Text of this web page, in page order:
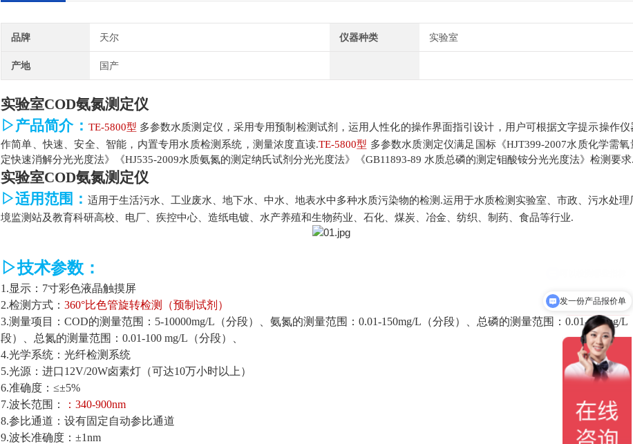
品牌 天尔 仪器种类 实验室
产地 国产
实验室COD氨氮测定仪
▷产品简介： TE-5800型 多参数水质测定仪，采用专用预制检测试剂，运用人性化的操作界面指引设计，用户可根据文字提示操作仪
作简单、快速、安全、智能，内置专用水质检测系统，测量浓度直读.TE-5800型 多参数水质测定仪满足国标《HJT399-2007水质化学需氧
定快速消解分光光度法》《HJ535-2009水质氨氮的测定纳氏试剂分光光度法》《GB11893-89 水质总磷的测定钼酸铵分光光度法》检测要
实验室COD氨氮测定仪
▷适用范围： 适用于生活污水、工业废水、地下水、中水、地表水中多种水质污染物的检测 .运用于水质检测实验室、市政、污水处理
境监测站及教育科研高校、电厂、疾控中心、造纸电镀、水产养殖和生物药业、石化、煤炭、冶金、纺织、制药、食品等行业.
▷技术参数：
1.显示： 7寸彩色液晶触摸屏
2.检测方式： 360°比色管旋转检测（预制试剂）
3.测量项目：COD的测量范围： 5-10000mg/L（分段）、氨氮的测量范围：0.01-1 50mg/L（分段）、总磷的测量范围：0.01-100mg/L
段）、总氮的测量范围：0.01-100 mg/L（分段）
4.光学系统：光纤检测系统
5.光源：进口12V/20W卤素灯（可达10万小时以上）
6.准确度：≤±5%
7.波长范围： ： 340-900nm
8.参比通道：设有固定自动参比通道
9.波长准确度：±1nm
发一份产品报价单